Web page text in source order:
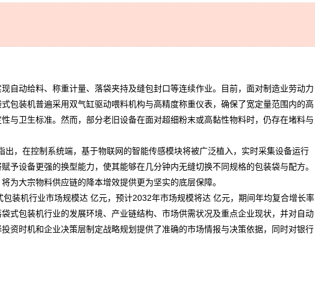
动给料、称重计量、落袋夹持及缝包封口等连续作业。目前，面对制造业劳动力
包装机普遍采用双气缸驱动喂料机构与高精度称重仪表，确保了宽定量范围内的高
与卫生标准。然而，部分老旧设备在面对超细粉末或高黏性物料时，仍存在堵料与
出，在控制系统端，基于物联网的智能传感模块将被广泛植入，实时采集设备运行
设备更强的换型能力，使其能够在几分钟内无缝切换不同规格的包装袋与配方。
为大宗物料供应链的降本增效提供更为坚实的底层保障。
装机行业市场规模达 亿元，预计2032年市场规模将达 亿元，期间年均复合增长率
式包装机行业的发展环境、产业链结构、市场供需状况及重点企业现状，并对自动
资时机和企业决策层制定战略规划提供了准确的市场情报与决策依据，同时对银行